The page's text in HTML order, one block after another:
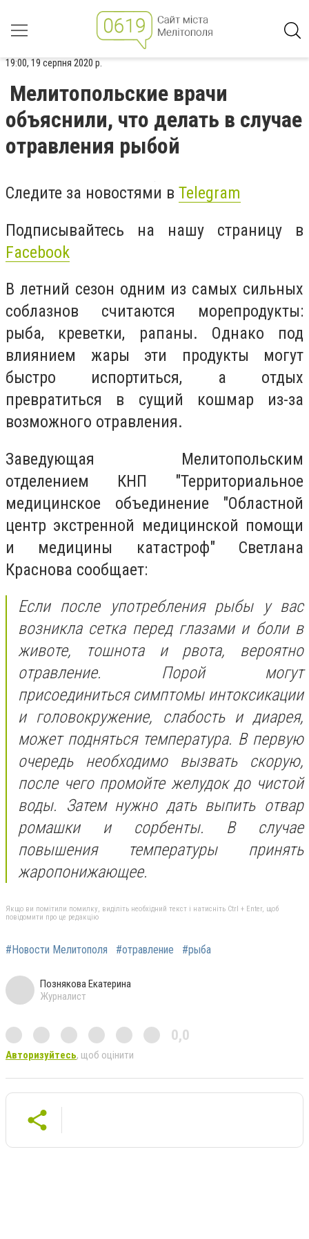
19:00, 19 серпня 2020 р.
Мелитопольские врачи
объяснили, что делать в случае
отравления рыбой
Следите за новостями в Telegram
Подписывайтесь на нашу страницу в
Facebook
В летний сезон одним из самых сильных
соблазнов считаются морепродукты:
рыба, креветки, рапаны. Однако под
влиянием жары эти продукты могут
быстро испортиться, а отдых
превратиться в сущий кошмар из-за
возможного отравления.
Заведующая Мелитопольским
отделением КНП "Территориальное
медицинское объединение "Областной
центр экстренной медицинской помощи
и медицины катастроф" Светлана
Краснова сообщает:
Если после употребления рыбы у вас
возникла сетка перед глазами и боли в
животе, тошнота и рвота, вероятно
отравление. Порой могут
присоединиться симптомы интоксикации
и головокружение, слабость и диарея,
может подняться температура. В первую
очередь необходимо вызвать скорую,
после чего промойте желудок до чистой
воды. Затем нужно дать выпить отвар
ромашки и сорбенты. В случае
повышения температуры принять
жаропонижающее.
Якщо ви помітили помилку, виділіть необхідний текст і натисніть Ctrl + Enter, щоб
повідомити про це редакцію
#Новости Мелитополя #отравление #рыба
Познякова Екатерина
Журналист
0,0
Авторизуйтесь, щоб оцінити